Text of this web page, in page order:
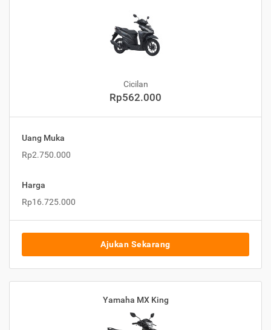
Cicilan
Rp562.000
Uang Muka
Rp2.750.000
Harga
Rp16.725.000
Ajukan Sekarang
Yamaha MX King